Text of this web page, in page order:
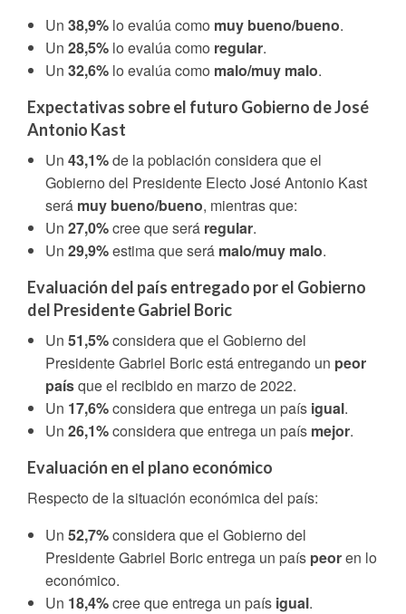
Un 38,9% lo evalúa como muy bueno/bueno.
Un 28,5% lo evalúa como regular.
Un 32,6% lo evalúa como malo/muy malo.
Expectativas sobre el futuro Gobierno de José
Antonio Kast
Un 43,1%de la población considera que el
Gobierno del Presidente Electo José Antonio Kast
será muy bueno/bueno, mientras que:
Un 27,0%cree que será regular.
Un 29,9%estima que será malo/muy malo.
Evaluación del país entregado por el Gobierno
del Presidente Gabriel Boric
Un 51,5%considera que el Gobierno del
Presidente Gabriel Boric está entregando un peor
paísque el recibido en marzo de 2022.
Un 17,6%considera que entrega un país igual.
Un 26,1%considera que entrega un país mejor.
Evaluación en el plano económico
Respecto de la situación económica del país:
Un 52,7%considera que el Gobierno del
Presidente Gabriel Boric entrega un país peoren lo
económico.
Un 18,4%cree que entrega un país igual.